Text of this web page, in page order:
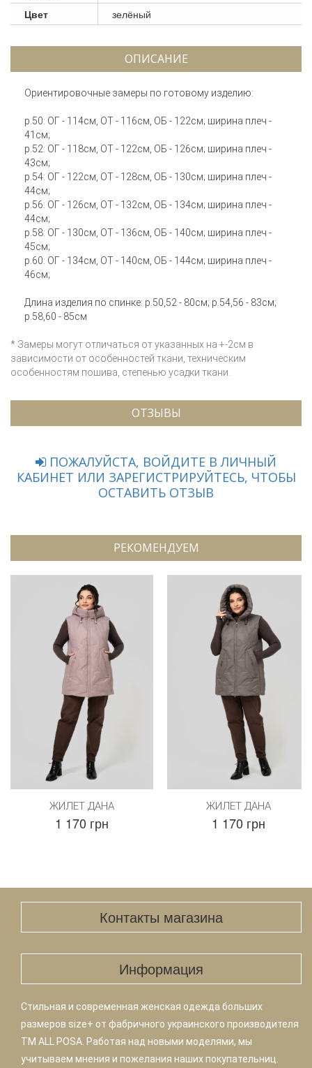
Цвет зелёный
ОПИСАНИЕ
Ориентировочные замеры по готовому изделию:
р.50: ОГ - 114см, ОТ - 116см, ОБ - 122см; ширина плеч -
41см;
р.52: ОГ - 118см, ОТ - 122см, ОБ - 126см; ширина плеч -
43см;
р.54: ОГ - 122см, ОТ - 128см, ОБ - 130см; ширина плеч -
44см;
р.56: ОГ - 126см, ОТ - 132см, ОБ - 134см; ширина плеч -
44см;
р.58: ОГ - 130см, ОТ - 136см, ОБ - 140см; ширина плеч -
45см;
р.60: ОГ - 134см, ОТ - 140см, ОБ - 144см; ширина плеч -
46см;
Длина изделия по спинке: р.50,52 - 80см; р.54,56 - 83см;
р.58,60 - 85см
* Замеры могут отличаться от указанных на +-2см в
зависимости от особенностей ткани, техническим
особенностям пошива, степенью усадки ткани.
ОТЗЫВЫ
ПОЖАЛУЙСТА, ВОЙДИТЕ В ЛИЧНЫЙ
КАБИНЕТ ИЛИ ЗАРЕГИСТРИРУЙТЕСЬ, ЧТОБЫ
ОСТАВИТЬ ОТЗЫВ
РЕКОМЕНДУЕМ
ЖИЛЕТ ДАНА
1 170 грн
ЖИЛЕТ ДАНА
1 170 грн
Контакты магазина
Информация
Стильная и современная женская одежда больших
размеров size+ от фабричного украинского производителя
TM ALL POSA. Работая над новыми моделями, мы
учитываем мнения и пожелания наших покупательниц.